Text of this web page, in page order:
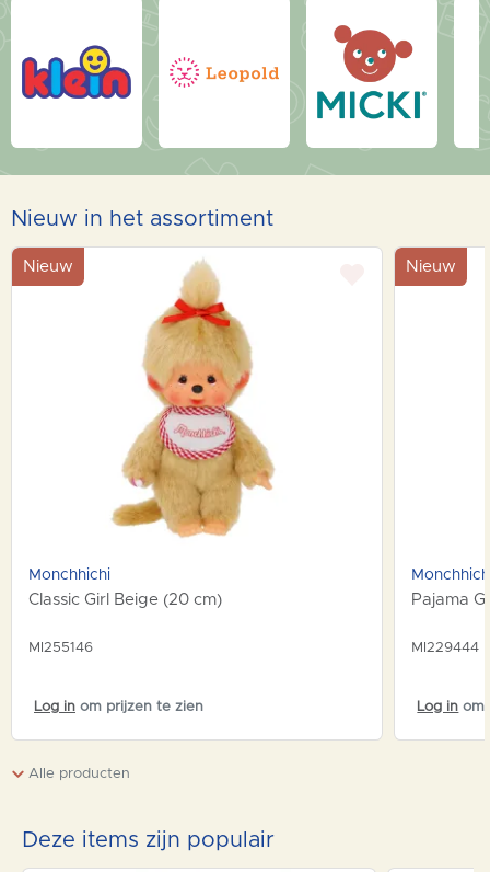
Nieuw in het assortiment
Nieuw
Monchhichi
Classic Girl Beige (20 cm)
MI255146
Log in om prijzen te zien
Nieuw
Pajama
MI229444
Log in om
Alle producten
Deze items zijn populair